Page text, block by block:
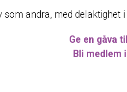
som andra, med delaktighet
Ge en gåva
Bli medlem